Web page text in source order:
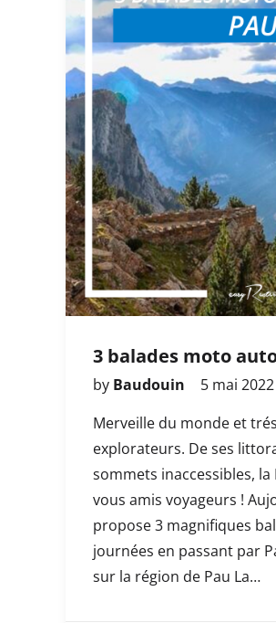
3 balades moto
by Baudouin
5 mai 2022
Merveille du monde et
explorateurs. De ses
sommets inaccessibles, la
vous amis voyageurs !
propose 3 magnifiques
journées en passant par
sur la région de Pau La…